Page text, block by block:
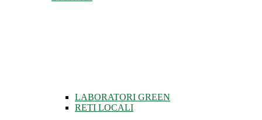
LABORATORI GREEN
RETI LOCALI